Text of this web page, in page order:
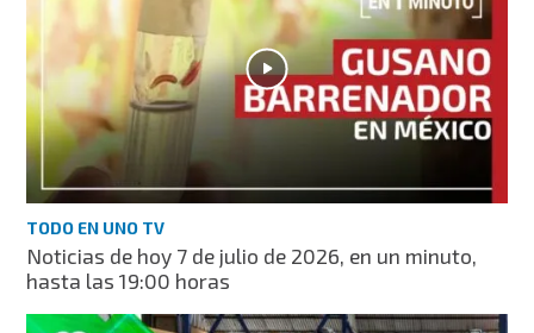
TODO EN UNO TV
Noticias de hoy 7 de julio de 2026, en un minuto,
hasta las 19:00 horas